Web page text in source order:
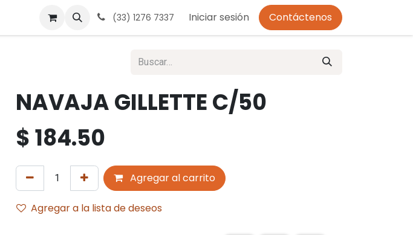
Términos y condiciones Aviso de Privacidad
(33) 1276 7337 Iniciar sesión Contáctenos
NAVAJA GILLETTE C/50
$184.50
Agregar al carrito
Agregar a la lista de deseos